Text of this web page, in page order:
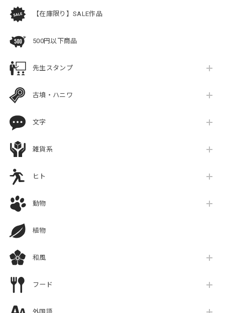
【在庫限り】SALE作品
500円以下商品
先生スタンプ
古墳・ハニワ
文字
雑貨系
ヒト
動物
植物
和風
フード